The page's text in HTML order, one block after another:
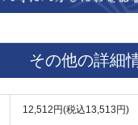
その他の詳細
12,512円(税込13,513円)